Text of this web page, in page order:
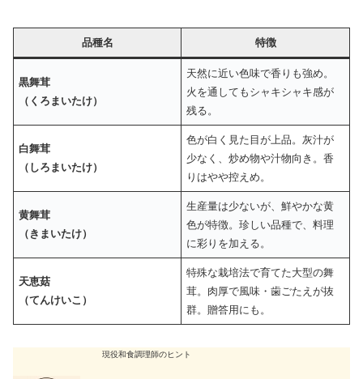
品種名 特徴
黒舞茸
（くろまいたけ）
天然に近い色味で香りも強め。
火を通してもシャキシャキ感が
残る。
白舞茸
（しろまいたけ）
色が白く見た目が上品。灰汁が
少なく、炒め物や汁物向き。香
りはやや控えめ。
黄舞茸
（きまいたけ）
生産量は少ないが、鮮やかな黄
色が特徴。珍しい品種で、料理
に彩りを加える。
天恵菇
（てんけいこ）
特殊な栽培法で育てた大型の舞
茸。肉厚で風味・歯ごたえが抜
群。贈答用にも。
現役和食調理師のヒント